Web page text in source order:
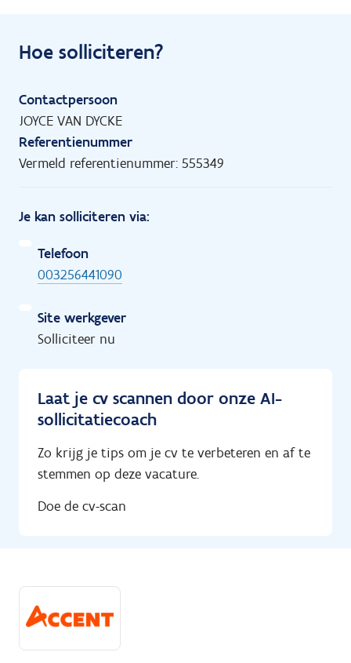
Hoe solliciteren?
Contactpersoon
JOYCE VAN DYCKE
Referentienummer
Vermeld referentienummer: 555349
Je kan solliciteren via:
Telefoon
003256441090
Site werkgever
Solliciteer nu
Laat je cv scannen door onze AI-
sollicitatiecoach
Zo krijg je tips om je cv te verbeteren en af te
stemmen op deze vacature.
Doe de cv-scan